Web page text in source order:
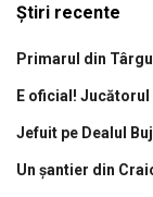
Știri recente
Primarul din
E oficial!
Jefuit pe Dealul
Un șantier din